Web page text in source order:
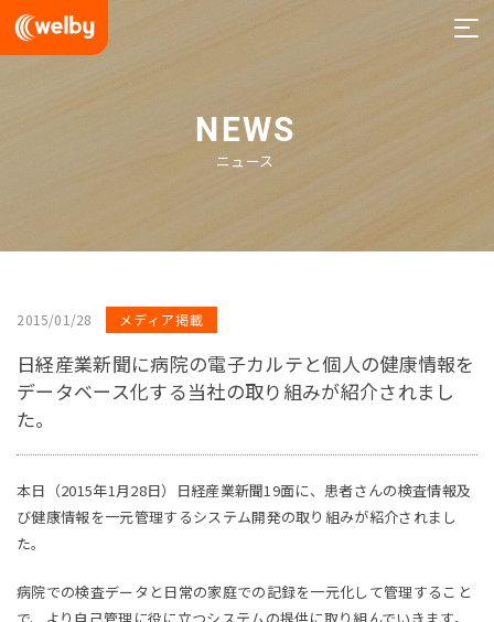
NEWS
ニュース
2015/01/28 メディア掲載
日経産業新聞に病院の電子カルテと個人の健康情報を
データベース化する当社の取り組みが紹介されまし
た。
本日（2015年1月28日）日経産業新聞19面に、患者さんの検査情報及
び健康情報を一元管理するシステム開発の取り組みが紹介されまし
た。
病院での検査データと日常の家庭での記録を一元化して管理すること